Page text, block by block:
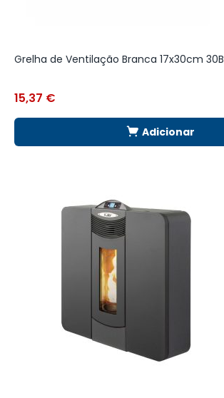
Grelha de Ventilação Branca 17x30cm 30B
15,37 €
Adicionar